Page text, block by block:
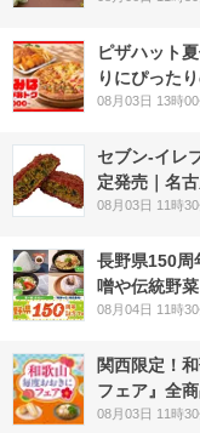
ピザハット
りにぴった
08月03日 13時00
セブン-イレ
定発売｜名
08月03日 11時30
長野県150
噌や伝統野
08月04日 11時30
関西限定！
フェア』全
08月03日 11時30